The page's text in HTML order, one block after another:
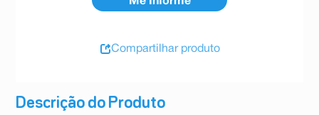
Descrição do Produto
Compartilhar produto